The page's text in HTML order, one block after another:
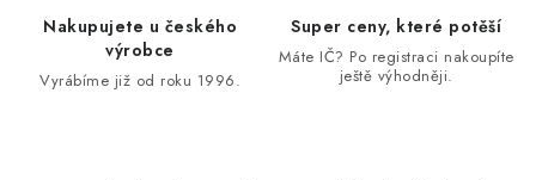
Nakupujete u českého
výrobce
Vyrábíme již od roku 1996.
Super ceny, které potěší
Máte IČ? Po registraci nakoupíte
ještě výhodněji.